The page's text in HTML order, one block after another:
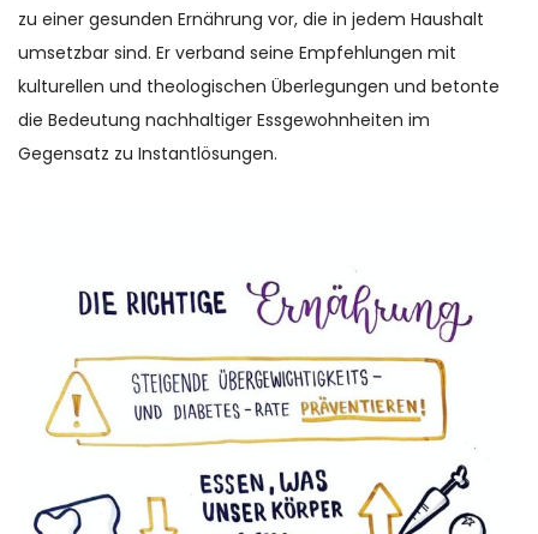
zu einer gesunden Ernährung vor, die in jedem Haushalt
umsetzbar sind. Er verband seine Empfehlungen mit
kulturellen und theologischen Überlegungen und betonte
die Bedeutung nachhaltiger Essgewohnheiten im
Gegensatz zu Instantlösungen.